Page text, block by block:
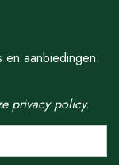
aanbiedingen.
privacy policy.